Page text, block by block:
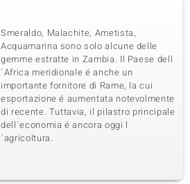
Smeraldo, Malachite, Ametista,
Acquamarina sono solo alcune delle
gemme estratte in Zambia. Il Paese dell
´Africa meridionale é anche un
importante fornitore di Rame, la cui
esportazione é aumentata notevolmente
di recente. Tuttavia, il pilastro principale
dell´economia é ancora oggi l
´agricoltura.